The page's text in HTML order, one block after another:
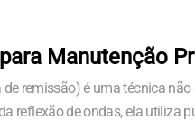
Manutenção
remissão) é uma técnica
reflexão de ondas, ela utiliza